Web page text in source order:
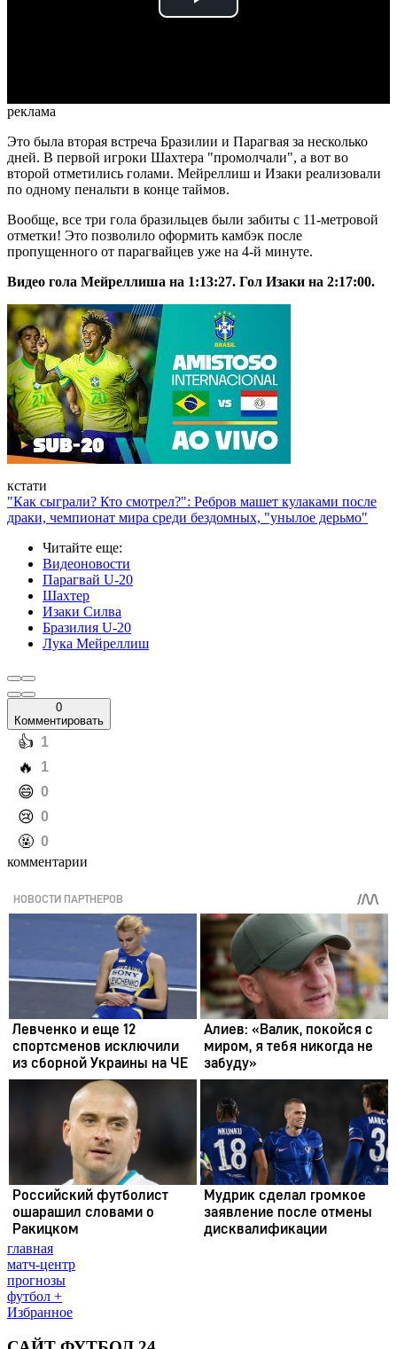
Play
реклама
Это была вторая встреча Бразилии и Парагвая за несколько
дней. В первой игроки Шахтера "промолчали", а вот во
второй отметились голами. Мейреллиш и Изаки реализовали
по одному пенальти в конце таймов.
Вообще, все три гола бразильцев были забиты с 11-метровой
отметки! Это позволило оформить камбэк после
пропущенного от парагвайцев уже на 4-й минуте.
Видео гола Мейреллиша на 1:13:27. Гол Изаки на 2:17:00.
кстати
"Как сыграли? Кто смотрел?": Ребров машет кулаками после
драки, чемпионат мира среди бездомных, "унылое дерьмо"
Читайте еще:
Видеоновости
Парагвай U-20
Шахтер
Изаки Силва
Бразилия U-20
Лука Мейреллиш
0
Комментировать
️👍 1
️🔥 1
️😄 0
️😢 0
️🤬 0
комментарии
главная
матч-центр
прогнозы
футбол +
Избранное